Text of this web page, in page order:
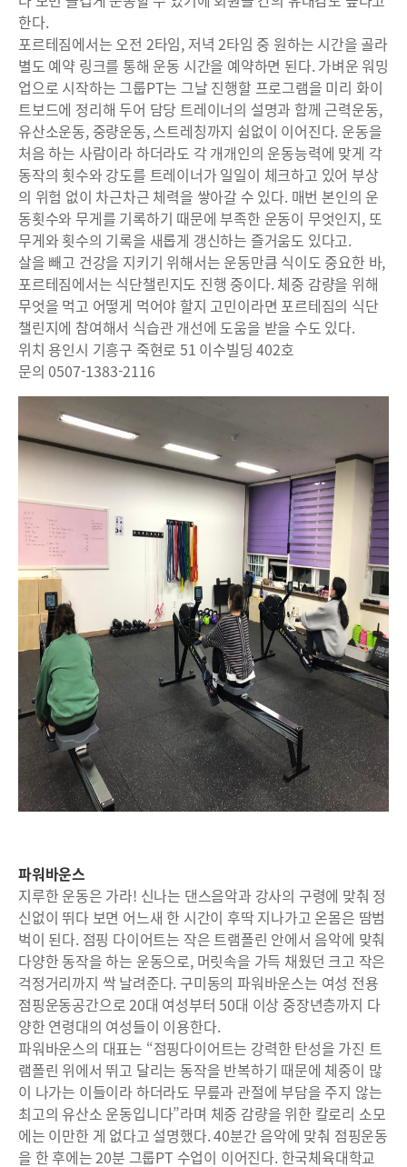
한다.
포르테짐에서는 오전 2타임, 저녁 2타임 중 원하는 시간을 골라
별도 예약 링크를 통해 운동 시간을 예약하면 된다. 가벼운 워밍
업으로 시작하는 그룹PT는 그날 진행할 프로그램을 미리 화이
트보드에 정리해 두어 담당 트레이너의 설명과 함께 근력운동,
유산소운동, 중량운동, 스트레칭까지 쉼없이 이어진다. 운동을
처음 하는 사람이라 하더라도 각 개개인의 운동능력에 맞게 각
동작의 횟수와 강도를 트레이너가 일일이 체크하고 있어 부상
의 위험 없이 차근차근 체력을 쌓아갈 수 있다. 매번 본인의 운
동횟수와 무게를 기록하기 때문에 부족한 운동이 무엇인지, 또
무게와 횟수의 기록을 새롭게 갱신하는 즐거움도 있다고.
살을 빼고 건강을 지키기 위해서는 운동만큼 식이도 중요한 바,
포르테짐에서는 식단챌린지도 진행 중이다. 체중 감량을 위해
무엇을 먹고 어떻게 먹어야 할지 고민이라면 포르테짐의 식단
챌린지에 참여해서 식습관 개선에 도움을 받을 수도 있다.
위치 용인시 기흥구 죽현로 51 이수빌딩 402호
문의 0507-1383-2116
파워바운스
지루한 운동은 가라! 신나는 댄스음악과 강사의 구령에 맞춰 정
신없이 뛰다 보면 어느새 한 시간이 후딱 지나가고 온몸은 땀범
벅이 된다. 점핑 다이어트는 작은 트램폴린 안에서 음악에 맞춰
다양한 동작을 하는 운동으로, 머릿속을 가득 채웠던 크고 작은
걱정거리까지 싹 날려준다. 구미동의 파워바운스는 여성 전용
점핑운동공간으로 20대 여성부터 50대 이상 중장년층까지 다
양한 연령대의 여성들이 이용한다.
파워바운스의 대표는 “점핑다이어트는 강력한 탄성을 가진 트
램폴린 위에서 뛰고 달리는 동작을 반복하기 때문에 체중이 많
이 나가는 이들이라 하더라도 무릎과 관절에 부담을 주지 않는
최고의 유산소 운동입니다”라며 체중 감량을 위한 칼로리 소모
에는 이만한 게 없다고 설명했다. 40분간 음악에 맞춰 점핑운동
을 한 후에는 20분 그룹PT 수업이 이어진다. 한국체육대학교